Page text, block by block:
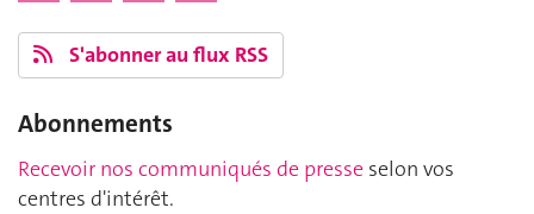
S'abonner au flux RSS
Abonnements
Recevoir nos communiqués de presse selon vos
centres d'intérêt.